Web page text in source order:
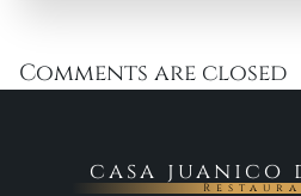
Comments are closed
casa juanico